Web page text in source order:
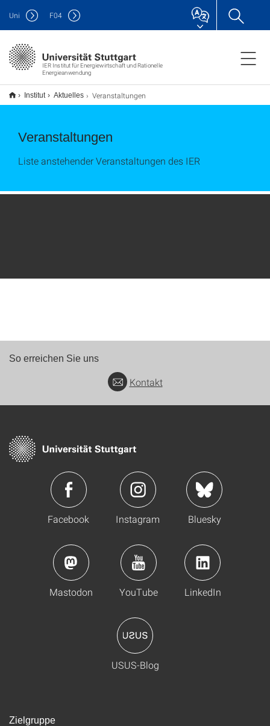
IER Institut für Energiewirtschaft und Rationelle
Energieanwendung
Uni F04
Institut Aktuelles Veranstaltungen
Veranstaltungen
Liste anstehender Veranstaltungen des IER
So erreichen Sie uns
Kontakt
Facebook Instagram Bluesky
Mastodon YouTube LinkedIn
USUS-Blog
Zielgruppe